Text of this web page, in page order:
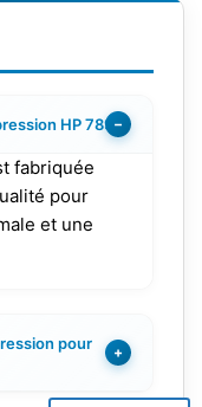
HP 789 ?
−
fabriquée
pour
et une
pour
+